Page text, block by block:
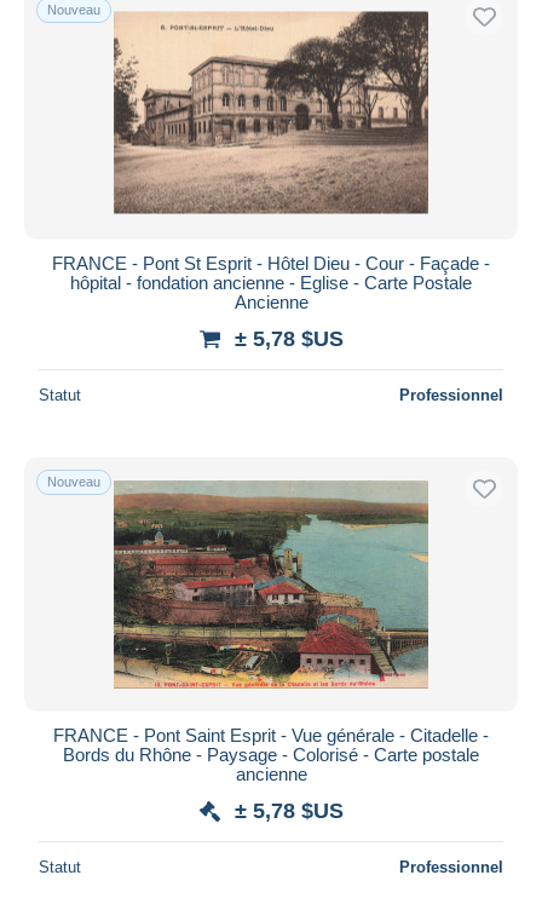
Nouveau
FRANCE - Pont St Esprit - Hôtel Dieu - Cour - Façade -
hôpital - fondation ancienne - Eglise - Carte Postale
Ancienne
± 5,78 $US
Statut Professionnel
Nouveau
FRANCE - Pont Saint Esprit - Vue générale - Citadelle -
Bords du Rhône - Paysage - Colorisé - Carte postale
ancienne
± 5,78 $US
Statut Professionnel